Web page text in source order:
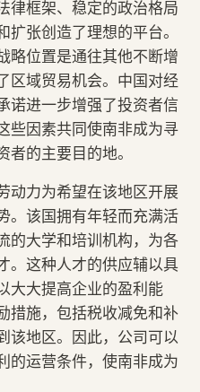
律框架、稳定的政治格局
张创造了理想的平台。
略位置是通往其他不断增
区域贸易机会。中国对经
诺进一步增强了投资者信
些因素共同使南非成为寻
的主要目的地。
动力为希望在该地区开展
。该国拥有年轻而充满活
的大学和培训机构，为各
。这种人才的供应辅以具
大大提高企业的盈利能
措施，包括税收减免和补
该地区。因此，公司可以
的运营条件，使南非成为